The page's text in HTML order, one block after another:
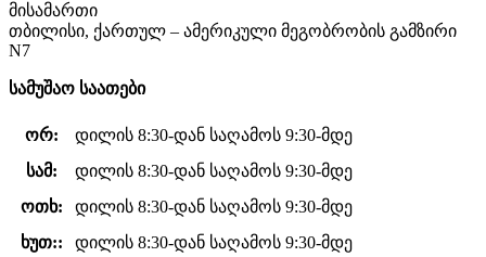
მისამართი
თბილისი, ქართულ – ამერიკული მეგობრობის გამზირი
N7
სამუშაო საათები
ორ:
დილის 8:30-დან საღამოს 9:30-მდე
სამ:
დილის 8:30-დან საღამოს 9:30-მდე
ოთხ:
დილის 8:30-დან საღამოს 9:30-მდე
ხუთ::
დილის 8:30-დან საღამოს 9:30-მდე